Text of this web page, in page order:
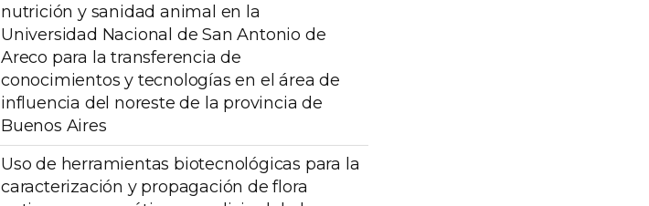
nutrición y sanidad animal en la
Universidad Nacional de San Antonio de
Areco para la transferencia de
conocimientos y tecnologías en el área de
influencia del noreste de la provincia de
Buenos Aires
Uso de herramientas biotecnológicas para la
caracterización y propagación de flora